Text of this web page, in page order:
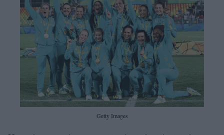
Getty Images